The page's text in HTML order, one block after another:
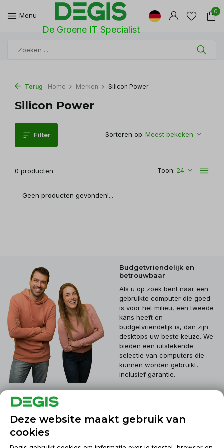
Menu
De Groene IT Specialist
0
Terug Home Merken Silicon Power
Silicon Power
Filter
0 producten Toon:
Sorteren op:
Geen producten gevonden!...
Budgetvriendelijk en
betrouwbaar
Als u op zoek bent naar een
gebruikte computer die goed
is voor het milieu, een tweede
kans heeft en
budgetvriendelijk is, dan zijn
desktops uw beste keuze. We
bieden een uitstekende
selectie van computers die
kunnen worden gebruikt,
inclusief garantie.
Klantenservice
Deze website maakt gebruik van
cookies